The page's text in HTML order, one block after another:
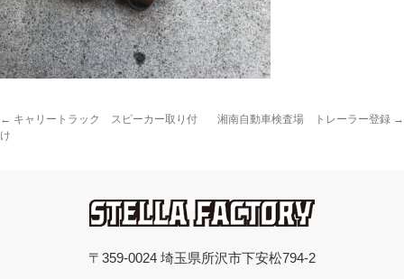
← キャリートラック スピーカー取り付
け
湘南自動車検査場 トレーラー登録 →
〒359-0024 埼玉県所沢市下安松794-2